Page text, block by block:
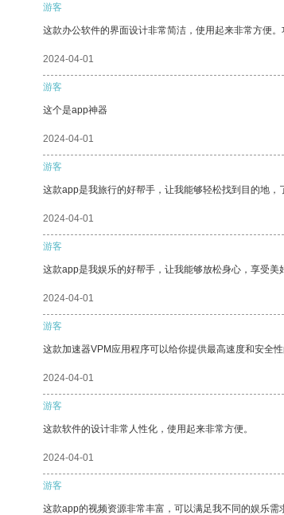
游客
这款办公软件的界面设计非常简洁，使用起来非常方便。
2024-04-01
游客
这个是app神器
2024-04-01
游客
这款app是我旅行的好帮手，让我能够轻松找到目的地，
2024-04-01
游客
这款app是我娱乐的好帮手，让我能够放松身心，享受美
2024-04-01
游客
这款加速器VPM应用程序可以给你提供最高速度和安全性
2024-04-01
游客
这款软件的设计非常人性化，使用起来非常方便。
2024-04-01
游客
这款app的视频资源非常丰富，可以满足我不同的娱乐需